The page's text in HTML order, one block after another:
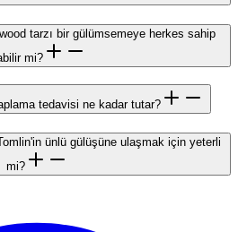
tarzı bir gülümsemeye herkes sahip
mi?
tedavisi ne kadar tutar?
ünlü gülüşüne ulaşmak için yeterli
mi?